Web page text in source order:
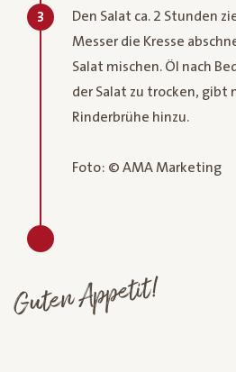
3
Den Salat ca. 2 Stunden
Messer die Kresse
Salat mischen. Öl nach
der Salat zu trocken, gibt
Rinderbrühe hinzu.
Foto: © AMA Marketing
Guten Appetit!